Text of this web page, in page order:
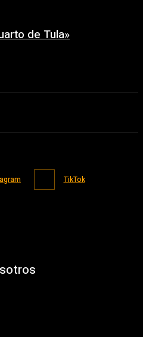
de Tula»
TikTok